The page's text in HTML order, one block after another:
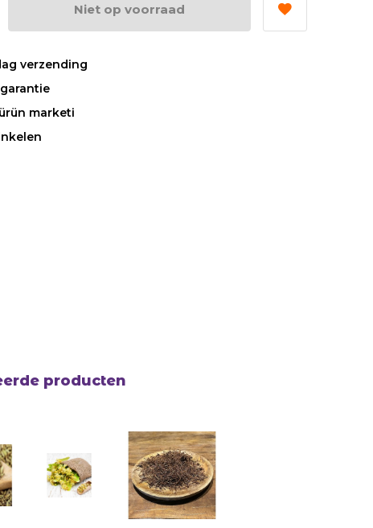
Niet op voorraad
verzending
marketi
producten